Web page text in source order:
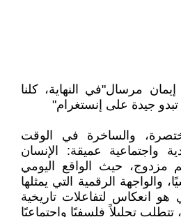
مرسال"في النهاية، كلنا
جيدة على إنستغرام"
والساخرة في الوقت
واجتماعية عميقة: الإنسان
مزدوج، حيث الواقع اليومي
والواجهة الرقمية التي يمثلها
هو انعكاس لتفاعلات تاريخية
تحليلاً فلسفيًا واجتماعيًا